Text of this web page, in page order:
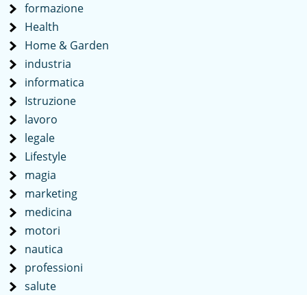
formazione
Health
Home & Garden
industria
informatica
Istruzione
lavoro
legale
Lifestyle
magia
marketing
medicina
motori
nautica
professioni
salute